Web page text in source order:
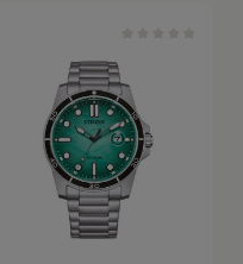
data Impermeabilitá
10 bar 2 anni di
garanzia